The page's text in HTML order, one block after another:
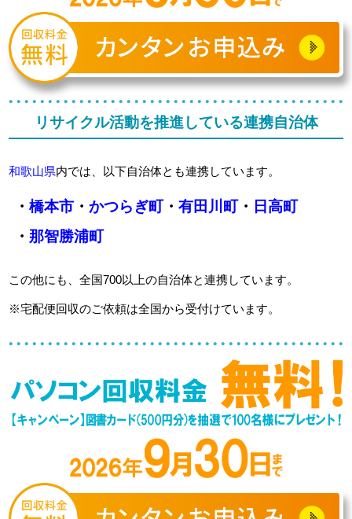
リサイクル活動を推進している連携自治体
和歌山県内では、以下自治体とも連携しています。
・ 橋本市・ かつらぎ町・ 有田川町・ 日高町
・ 那智勝浦町
この他にも、全国700以上の自治体と連携しています。
※宅配便回収のご依頼は全国から受付けています。